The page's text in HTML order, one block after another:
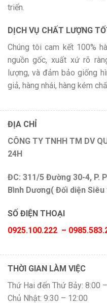
triển.
DỊCH VỤ CHẤT LƯỢNG
Chúng tôi cam kết 100%
nguồn gốc, xuất xứ rõ
lượng, và đảm bảo giống
giả, hàng nhái, hàng kém
ĐỊA CHỈ
CÔNG TY TNHH TM DV
24H
ĐC: 311/5 Đường 30-4, P.
Bình Dương( Đối diện
SỐ ĐIỆN THOẠI
0925.100.222 –
THỜI GIAN LÀM VIỆC
Thứ Hai đến Thứ Bảy: 8:00
Chủ Nhật: 9:30 – 12:00